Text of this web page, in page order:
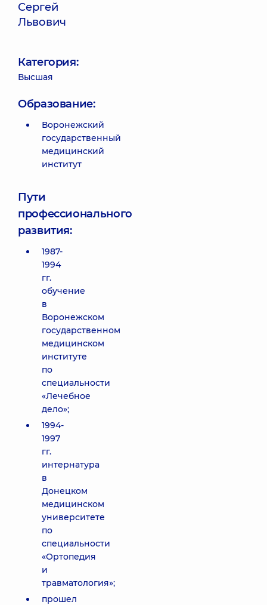
Сергей
Львович
Категория:
Высшая
Образование:
Воронежский
государственный
медицинский
институт
Пути
профессионального
развития:
1987-
1994
гг.
обучение
в
Воронежском
государственном
медицинском
институте
по
специальности
«Лечебное
дело»;
1994-
1997
гг.
интернатура
в
Донецком
медицинском
университете
по
специальности
«Ортопедия
и
травматология»;
прошел